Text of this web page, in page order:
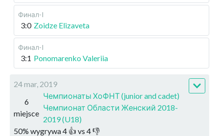
Финал-I
3:0 Zoidze Elizaveta
Финал-I
3:1 Ponomarenko Valeriia
24 mar, 2019
6
miejsce
Чемпионаты ХоФНТ (junior and cadet)
Чемпионат Области Женский 2018-
2019 (U18)
50% wygrywa4 👍 vs 4👎